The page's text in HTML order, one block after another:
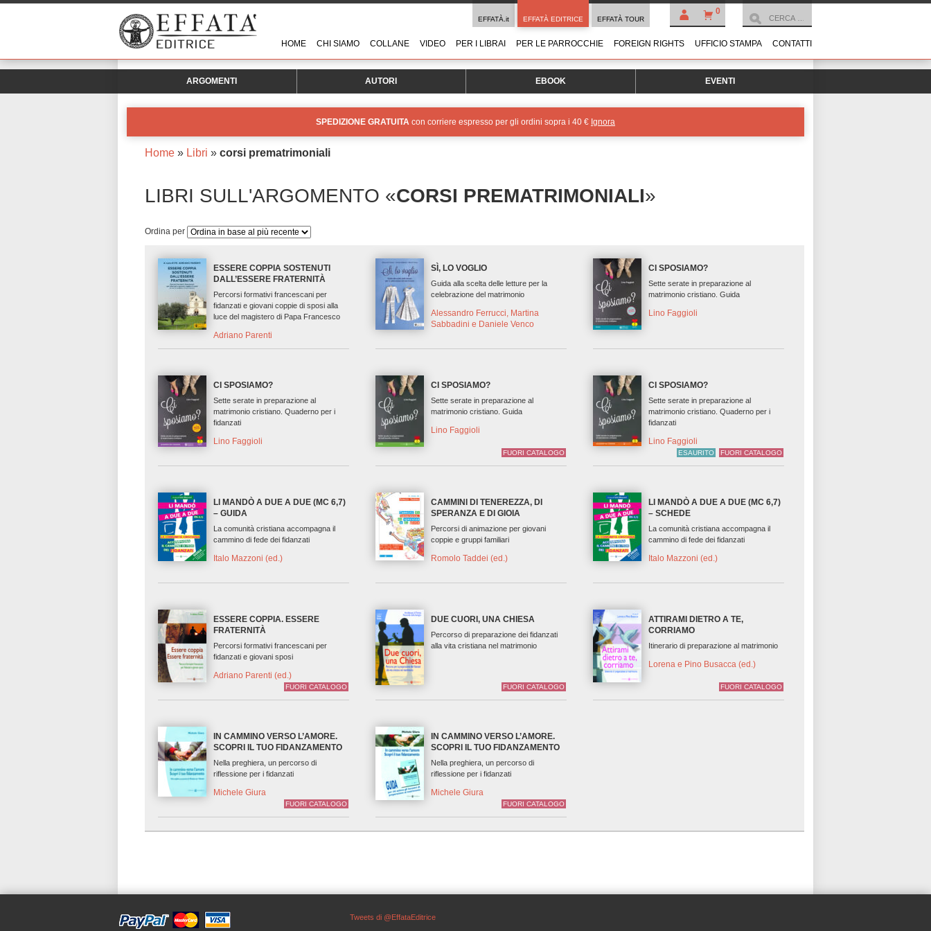
0
EFFATÀ.it EFFATÀ EDITRICE EFFATÀ TOUR
HOME CHI SIAMO COLLANE VIDEO PER I LIBRAI PER LE PARROCCHIE FOREIGN RIGHTS UFFICIO STAMPA CONTATTI
ARGOMENTI AUTORI EBOOK EVENTI
SPEDIZIONE GRATUITA con corriere espresso per gli ordini sopra i 40 € Ignora
Home » Libri » corsi prematrimoniali
LIBRI SULL'ARGOMENTO «CORSI PREMATRIMONIALI»
Ordina per
ESSERE COPPIA SOSTENUTI
DALL’ESSERE FRATERNITÀ
Percorsi formativi francescani per
fidanzati e giovani coppie di sposi alla
luce del magistero di Papa Francesco
Adriano Parenti
SÌ, LO VOGLIO
Guida alla scelta delle letture per la
celebrazione del matrimonio
Alessandro Ferrucci, Martina
Sabbadini e Daniele Venco
CI SPOSIAMO?
Sette serate in preparazione al
matrimonio cristiano. Guida
Lino Faggioli
CI SPOSIAMO?
Sette serate in preparazione al
matrimonio cristiano. Quaderno per i
fidanzati
Lino Faggioli
CI SPOSIAMO?
Sette serate in preparazione al
matrimonio cristiano. Guida
Lino Faggioli
FUORI CATALOGO
CI SPOSIAMO?
Sette serate in preparazione al
matrimonio cristiano. Quaderno per i
fidanzati
Lino Faggioli
ESAURITO FUORI CATALOGO
LI MANDÒ A DUE A DUE (MC 6,7)
– GUIDA
La comunità cristiana accompagna il
cammino di fede dei fidanzati
Italo Mazzoni (ed.)
CAMMINI DI TENEREZZA, DI
SPERANZA E DI GIOIA
Percorsi di animazione per giovani
coppie e gruppi familiari
Romolo Taddei (ed.)
LI MANDÒ A DUE A DUE (MC 6,7)
– SCHEDE
La comunità cristiana accompagna il
cammino di fede dei fidanzati
Italo Mazzoni (ed.)
ESSERE COPPIA. ESSERE
FRATERNITÀ
Percorsi formativi francescani per
fidanzati e giovani sposi
Adriano Parenti (ed.)
FUORI CATALOGO
DUE CUORI, UNA CHIESA
Percorso di preparazione dei fidanzati
alla vita cristiana nel matrimonio
FUORI CATALOGO
ATTIRAMI DIETRO A TE,
CORRIAMO
Itinerario di preparazione al matrimonio
Lorena e Pino Busacca (ed.)
FUORI CATALOGO
IN CAMMINO VERSO L’AMORE.
SCOPRI IL TUO FIDANZAMENTO
Nella preghiera, un percorso di
riflessione per i fidanzati
Michele Giura
FUORI CATALOGO
IN CAMMINO VERSO L’AMORE.
SCOPRI IL TUO FIDANZAMENTO
Nella preghiera, un percorso di
riflessione per i fidanzati
Michele Giura
FUORI CATALOGO
Tweets di @EffataEditrice